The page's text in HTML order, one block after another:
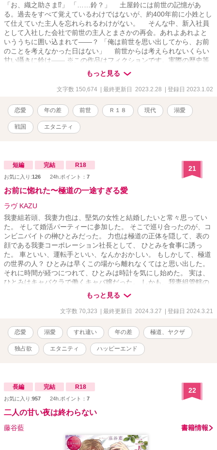
「お、織之助さま⁉︎」 「……鈴？」 土屋鈴には前世の記憶があ
る。過去をすべて覚えているわけではないが、約400年前に小姓とし
て仕えていた主人を忘れられるわけがない。 そんな中、新入社員
として入社した会社で前世の主人とまさかの再会。あれよあれよと
いううちに囲い込まれて――？ 「俺は前世を思い出してから、お前
のことを考えなかった日はない」 前世からは考えられないくらい
甘い囁きに鈴は―― ※この作品はフィクションです。実際の歴史等
とは異なる部分が多々あります。（時代考証ガバガバですので、フ
ァンタジーとしてお読みください） ※R18作品ですので、お読みの
際はご注意ください。 ※流血表現があります。
もっと見る
文字数 150,674 | 最終更新日 2023.2.28 | 登録日 2023.1.02
恋愛 年の差 前世 Ｒ１８ 現代 溺愛
戦国 エタニティ
短編 完結 R18
お気に入り:126 24h.ポイント： 7
21
お前に惚れた〜極道の一途すぎる愛
ラヴ KAZU
我妻組若頭、我妻力也は、堅気の女性と結婚したいと常々思ってい
た。 そして婚活パーティーに参加した。 そこで巡り合ったのが、コ
ンビニバイトの榊ひとみだった。 力也は極道の正体を隠して、表の
顔である我妻コーポレーション社長として、 ひとみを食事に誘っ
た。 車といい、運転手といい、なんかおかしい。 もしかして、極道
の世界の人？ ひとみは早くこの場から離れなくてはと思い出した。
それに時間が経つにつれて、ひとみは時計を気にし始めた。 実は、
ひとみはキャバクラで働くキャバ嬢だった。 しかも、我妻組管轄の
店だ。 そうとは知らない力也はひとみにいきなりプロポーズをす
る。 過去の恋愛にトラウマがあるひとみは力也の言葉を信じられな
い。 (我妻さんが極道だったら、年齢詐称がバレる、堅気の人でも、
た。 タクシーが発進する直前、力也はひとみにキスをした。 「俺は
諦めない、ひとみと結婚する」 タクシーは暗闇の中、走り出した。
もっと見る
文字数 70,323 | 最終更新日 2024.3.27 | 登録日 2024.3.21
恋愛 溺愛 すれ違い 年の差 極道、ヤクザ
独占欲 エタニティ ハッピーエンド
長編 完結 R18
お気に入り:957 24h.ポイント： 7
22
二人の甘い夜は終わらない
藤谷藍 書籍情報